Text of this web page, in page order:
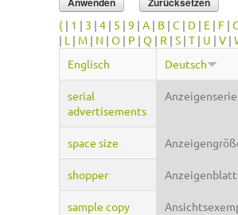
( | 1 | 3 | 4 | 5 | 9 | A | B | C | D | E | F |
| L | M | N | O | P | Q | R | S | T | U | V |
Englisch
Deutsch
serial
advertisements
Anzeigenserie
space size
shopper Anzeigenblatt
sample copy